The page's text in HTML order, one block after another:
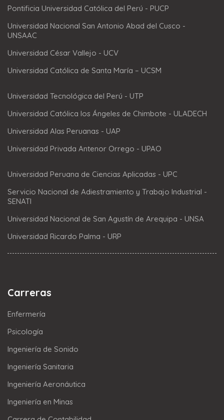
Pontificia Universidad Católica del Perú - PUCP
Universidad Nacional San Antonio Abad del Cusco -
UNSAAC
Universidad César Vallejo - UCV
Universidad Católica de Santa María – UCSM
Universidad Tecnológica del Perú - UTP
Universidad Católica los Ángeles de Chimbote - ULADECH
Universidad Alas Peruanas - UAP
Universidad Privada Antenor Orrego - UPAO
Universidad Peruana de Ciencias Aplicadas - UPC
Servicio Nacional de Adiestramiento y Trabajo Industrial -
SENATI
Universidad Nacional de San Agustín de Arequipa - UNSA
Universidad Ricardo Palma - URP
Carreras
Enfermería
Psicología
Ingeniería de Sonido
Ingeniería Sanitaria
Ingeniería Aeronáutica
Ingeniería en Minas